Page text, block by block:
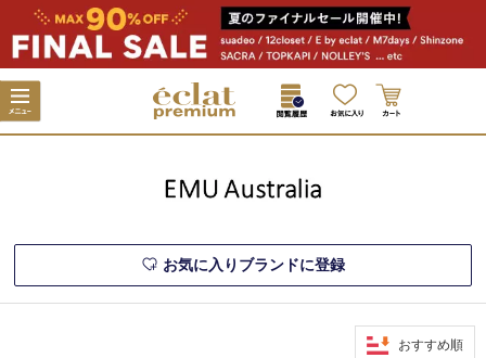
お気に入りブランドに登録
おすすめ順